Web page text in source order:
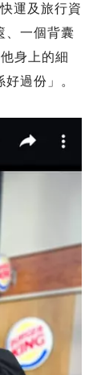
運及旅行資
、一個背囊
身上的細
過份」。